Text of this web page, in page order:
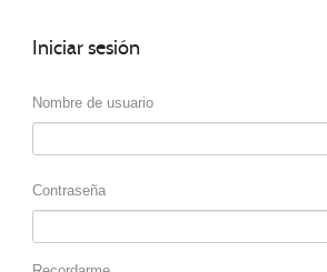
Iniciarsesión
Nombre de usuario
Contraseña